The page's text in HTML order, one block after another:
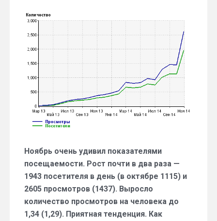
itblog21.ru.
Отчет
ноябрь
2014
года
Ноябрь очень удивил показателями
посещаемости. Рост почти в два раза —
1943 посетителя в день (в октябре 1115) и
2605 просмотров (1437). Выросло
количество просмотров на человека до
1,34 (1,29). Приятная тенденция. Как